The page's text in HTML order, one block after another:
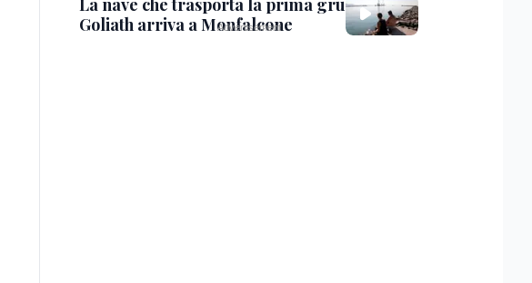
La nave che trasporta la prima gru
Goliath arriva a Monfalcone